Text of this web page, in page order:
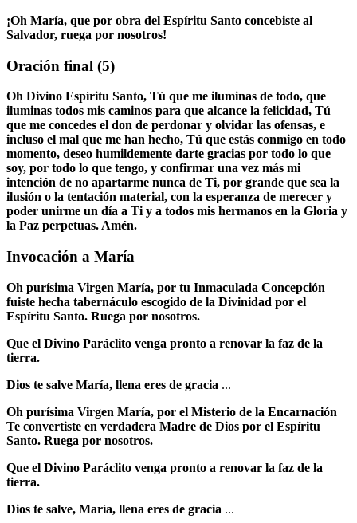
¡Oh María, que por obra del Espíritu Santo concebiste al
Salvador, ruega por nosotros!
Oración final (5)
Oh Divino Espíritu Santo, Tú que me iluminas de todo, que
iluminas todos mis caminos para que alcance la felicidad, Tú
que me concedes el don de perdonar y olvidar las ofensas, e
incluso el mal que me han hecho, Tú que estás conmigo en todo
momento, deseo humildemente darte gracias por todo lo que
soy, por todo lo que tengo, y confirmar una vez más mi
intención de no apartarme nunca de Ti, por grande que sea la
ilusión o la tentación material, con la esperanza de merecer y
poder unirme un día a Ti y a todos mis hermanos en la Gloria y
la Paz perpetuas. Amén.
Invocación a María
Oh purísima Virgen María, por tu Inmaculada Concepción
fuiste hecha tabernáculo escogido de la Divinidad por el
Espíritu Santo. Ruega por nosotros.
Que el Divino Paráclito venga pronto a renovar la faz de la
tierra.
Dios te salve María, llena eres de gracia ...
Oh purísima Virgen María, por el Misterio de la Encarnación
Te convertiste en verdadera Madre de Dios por el Espíritu
Santo. Ruega por nosotros.
Que el Divino Paráclito venga pronto a renovar la faz de la
tierra.
Dios te salve, María, llena eres de gracia ...